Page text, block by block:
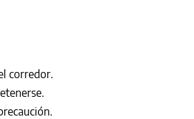
corredor.